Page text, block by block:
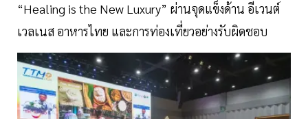
“Healing is the New Luxury” ผ่านจุดแข็งด้าน อีเวนต์
เวลเนส อาหารไทย และการท่องเที่ยวอย่างรับผิดชอบ